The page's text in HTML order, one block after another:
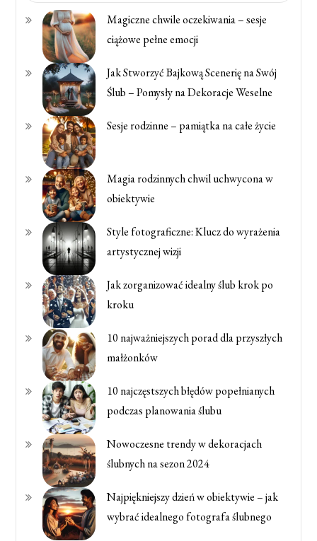
Magiczne chwile oczekiwania – sesje
ciążowe pełne emocji
Jak Stworzyć Bajkową Scenerię na Swój
Ślub – Pomysły na Dekoracje Weselne
Sesje rodzinne – pamiątka na całe życie
Magia rodzinnych chwil uchwycona w
obiektywie
Style fotograficzne: Klucz do wyrażenia
artystycznej wizji
Jak zorganizować idealny ślub krok po
kroku
10 najważniejszych porad dla przyszłych
małżonków
10 najczęstszych błędów popełnianych
podczas planowania ślubu
Nowoczesne trendy w dekoracjach
ślubnych na sezon 2024
Najpiękniejszy dzień w obiektywie – jak
wybrać idealnego fotografa ślubnego